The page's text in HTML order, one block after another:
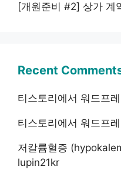
[개원준비 #2] 상가 계
Recent
티스토리에서 워드프
티스토리에서 워드프
저칼륨혈증
lupin21kr